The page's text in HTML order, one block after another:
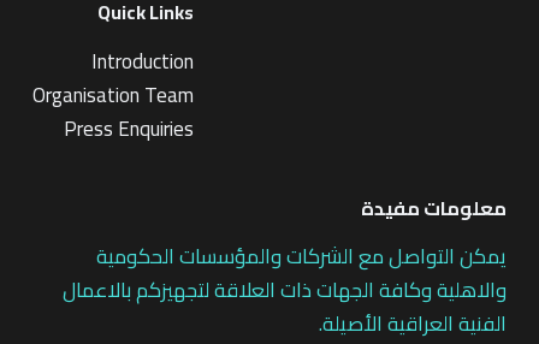
Quick Links
Introduction
Organisation Team
Press Enquiries
معلومات مفيدة
يمكن التواصل مع الشركات والمؤسسات الحكومية
والاهلية وكافة الجهات ذات العلاقة لتجهيزكم بالاعمال
الفنية العراقية الأصيلة.